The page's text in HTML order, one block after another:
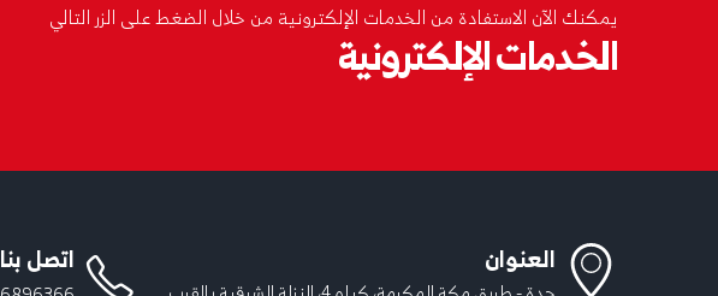
يمكنك الآن الاستفادة من الخدمات الإلكترونية من خلال الضغط على الزر التالي
الخدمات الإلكترونية
العنوان اتصل بنا